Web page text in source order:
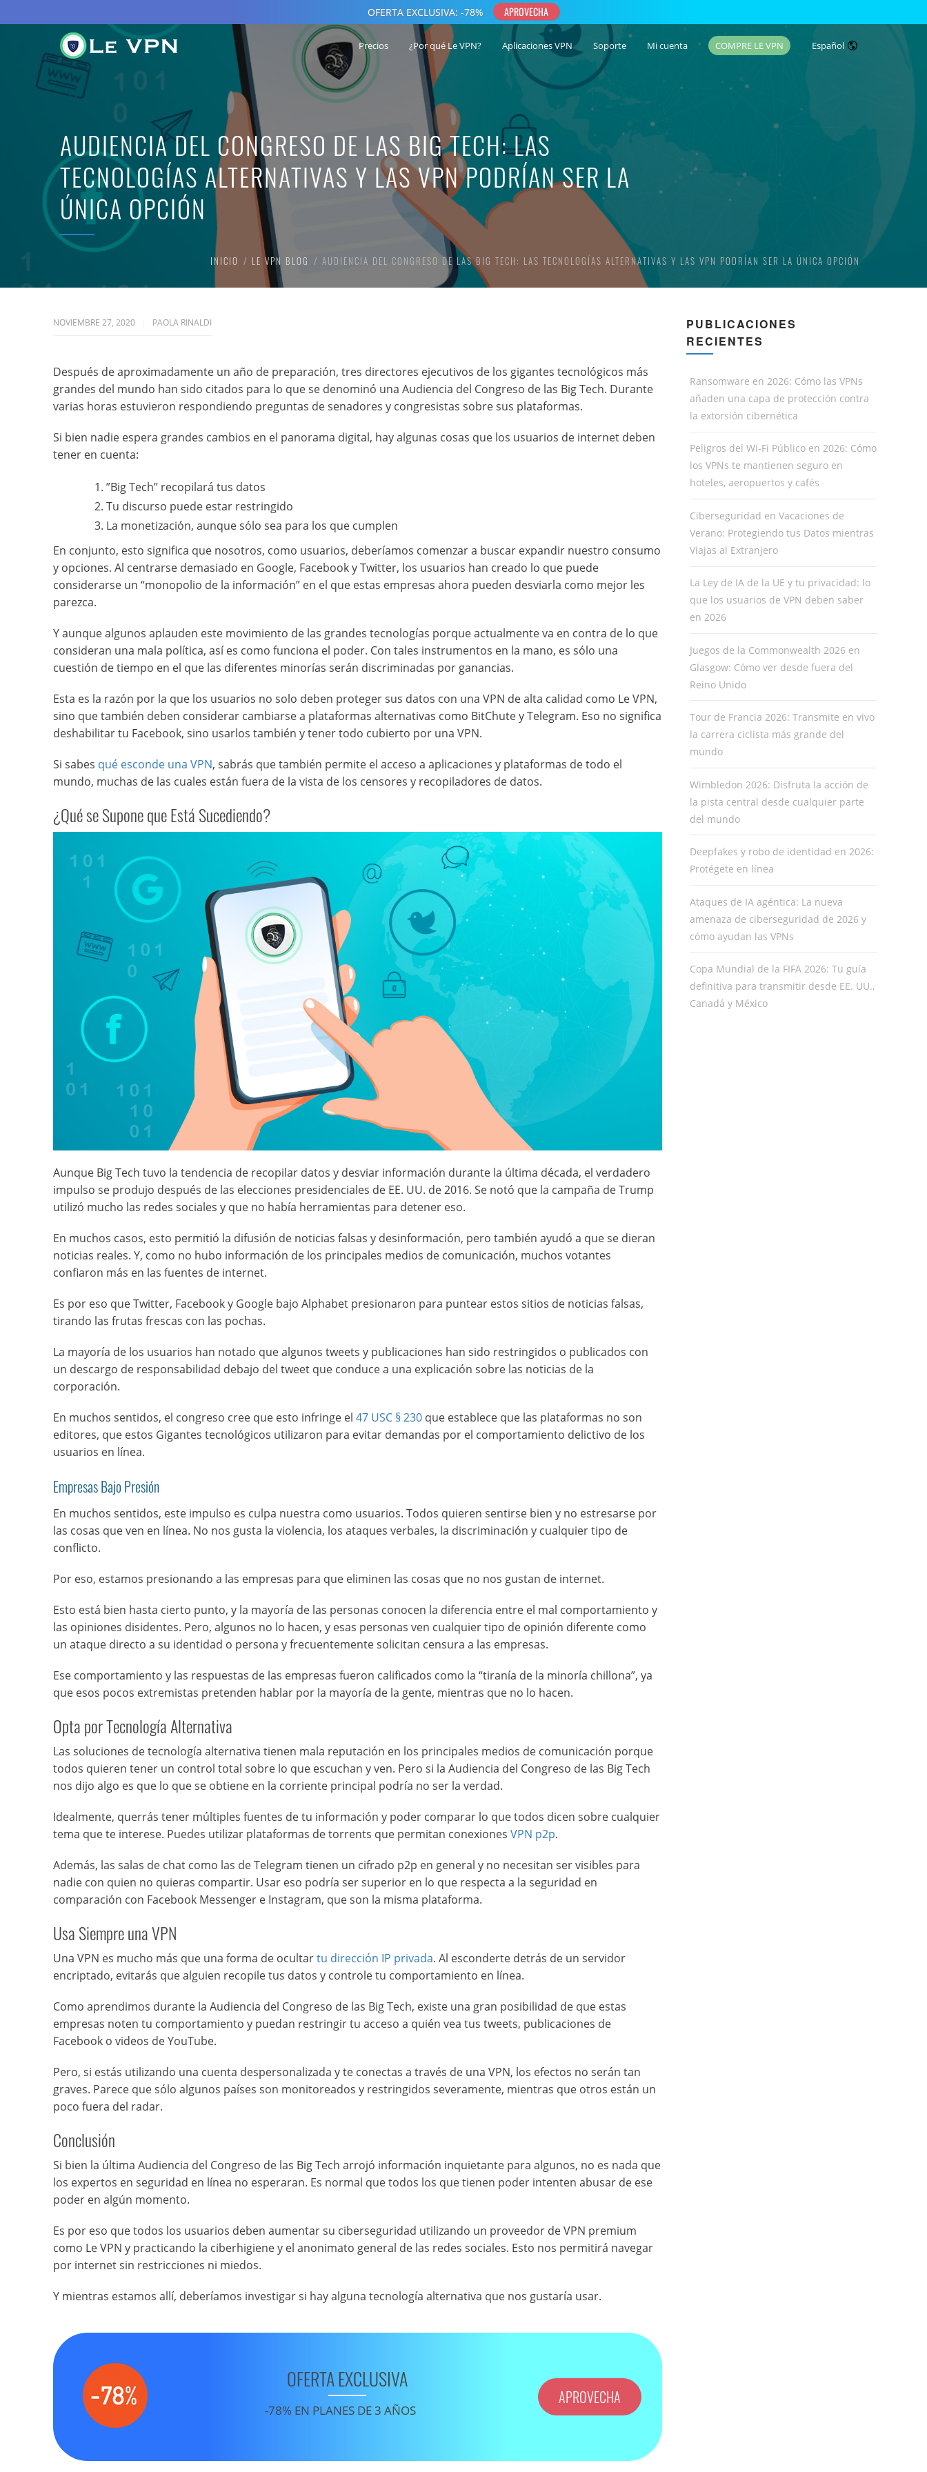
Precios ¿Por qué Le VPN? Aplicaciones VPN Soporte Mi cuenta COMPRE LE VPN Español
AUDIENCIA DEL CONGRESO DE LAS BIG TECH: LAS
TECNOLOGÍAS ALTERNATIVAS Y LAS VPN PODRÍAN SER LA
ÚNICA OPCIÓN
INICIO LE VPN BLOG AUDIENCIA DEL CONGRESO DE LAS BIG TECH: LAS TECNOLOGÍAS ALTERNATIVAS Y LAS VPN PODRÍAN SER LA ÚNICA OPCIÓN
NOVIEMBRE 27, 2020 PAOLA RINALDI
Después de aproximadamente un año de preparación, tres directores ejecutivos de los gigantes tecnológicos más
grandes del mundo han sido citados para lo que se denominó una Audiencia del Congreso de las Big Tech. Durante
varias horas estuvieron respondiendo preguntas de senadores y congresistas sobre sus plataformas.
Si bien nadie espera grandes cambios en el panorama digital, hay algunas cosas que los usuarios de internet deben
tener en cuenta:
”Big Tech” recopilará tus datos
Tu discurso puede estar restringido
La monetización, aunque sólo sea para los que cumplen
En conjunto, esto significa que nosotros, como usuarios, deberíamos comenzar a buscar expandir nuestro consumo
y opciones. Al centrarse demasiado en Google, Facebook y Twitter, los usuarios han creado lo que puede
considerarse un “monopolio de la información” en el que estas empresas ahora pueden desviarla como mejor les
parezca.
Y aunque algunos aplauden este movimiento de las grandes tecnologías porque actualmente va en contra de lo que
consideran una mala política, así es como funciona el poder. Con tales instrumentos en la mano, es sólo una
cuestión de tiempo en el que las diferentes minorías serán discriminadas por ganancias.
Esta es la razón por la que los usuarios no solo deben proteger sus datos con una VPN de alta calidad como Le VPN,
sino que también deben considerar cambiarse a plataformas alternativas como BitChute y Telegram. Eso no significa
deshabilitar tu Facebook, sino usarlos también y tener todo cubierto por una VPN.
Si sabes qué esconde una VPN, sabrás que también permite el acceso a aplicaciones y plataformas de todo el
mundo, muchas de las cuales están fuera de la vista de los censores y recopiladores de datos.
¿Qué se Supone que Está Sucediendo?
Aunque Big Tech tuvo la tendencia de recopilar datos y desviar información durante la última década, el verdadero
impulso se produjo después de las elecciones presidenciales de EE. UU. de 2016. Se notó que la campaña de Trump
utilizó mucho las redes sociales y que no había herramientas para detener eso.
En muchos casos, esto permitió la difusión de noticias falsas y desinformación, pero también ayudó a que se dieran
noticias reales. Y, como no hubo información de los principales medios de comunicación, muchos votantes
confiaron más en las fuentes de internet.
Es por eso que Twitter, Facebook y Google bajo Alphabet presionaron para puntear estos sitios de noticias falsas,
tirando las frutas frescas con las pochas.
La mayoría de los usuarios han notado que algunos tweets y publicaciones han sido restringidos o publicados con
un descargo de responsabilidad debajo del tweet que conduce a una explicación sobre las noticias de la
corporación.
En muchos sentidos, el congreso cree que esto infringe el 47 USC § 230 que establece que las plataformas no son
editores, que estos Gigantes tecnológicos utilizaron para evitar demandas por el comportamiento delictivo de los
usuarios en línea.
Empresas Bajo Presión
En muchos sentidos, este impulso es culpa nuestra como usuarios. Todos quieren sentirse bien y no estresarse por
las cosas que ven en línea. No nos gusta la violencia, los ataques verbales, la discriminación y cualquier tipo de
conflicto.
Por eso, estamos presionando a las empresas para que eliminen las cosas que no nos gustan de internet.
Esto está bien hasta cierto punto, y la mayoría de las personas conocen la diferencia entre el mal comportamiento y
las opiniones disidentes. Pero, algunos no lo hacen, y esas personas ven cualquier tipo de opinión diferente como
un ataque directo a su identidad o persona y frecuentemente solicitan censura a las empresas.
Ese comportamiento y las respuestas de las empresas fueron calificados como la “tiranía de la minoría chillona”, ya
que esos pocos extremistas pretenden hablar por la mayoría de la gente, mientras que no lo hacen.
Opta por Tecnología Alternativa
Las soluciones de tecnología alternativa tienen mala reputación en los principales medios de comunicación porque
todos quieren tener un control total sobre lo que escuchan y ven. Pero si la Audiencia del Congreso de las Big Tech
nos dijo algo es que lo que se obtiene en la corriente principal podría no ser la verdad.
Idealmente, querrás tener múltiples fuentes de tu información y poder comparar lo que todos dicen sobre cualquier
tema que te interese. Puedes utilizar plataformas de torrents que permitan conexiones VPN p2p.
Además, las salas de chat como las de Telegram tienen un cifrado p2p en general y no necesitan ser visibles para
nadie con quien no quieras compartir. Usar eso podría ser superior en lo que respecta a la seguridad en
comparación con Facebook Messenger e Instagram, que son la misma plataforma.
Usa Siempre una VPN
Una VPN es mucho más que una forma de ocultartu dirección IP privada. Al esconderte detrás de un servidor
encriptado, evitarás que alguien recopile tus datos y controle tu comportamiento en línea.
Como aprendimos durante la Audiencia del Congreso de las Big Tech, existe una gran posibilidad de que estas
empresas noten tu comportamiento y puedan restringir tu acceso a quién vea tus tweets, publicaciones de
Facebook o videos de YouTube.
Pero, si estás utilizando una cuenta despersonalizada y te conectas a través de una VPN, los efectos no serán tan
graves. Parece que sólo algunos países son monitoreados y restringidos severamente, mientras que otros están un
poco fuera del radar.
Conclusión
Si bien la última Audiencia del Congreso de las Big Tech arrojó información inquietante para algunos, no es nada que
los expertos en seguridad en línea no esperaran. Es normal que todos los que tienen poder intenten abusar de ese
poder en algún momento.
Es por eso que todos los usuarios deben aumentar su ciberseguridad utilizando un proveedor de VPN premium
como Le VPN y practicando la ciberhigiene y el anonimato general de las redes sociales. Esto nos permitirá navegar
por internet sin restricciones ni miedos.
Y mientras estamos allí, deberíamos investigar si hay alguna tecnología alternativa que nos gustaría usar.
OFERTA EXCLUSIVA
-78% EN PLANES DE 3 AÑOS
APROVECHA
PUBLICACIONES
RECIENTES
Ransomware en 2026: Cómo las VPNs
añaden una capa de protección contra
la extorsión cibernética
Peligros del Wi-Fi Público en 2026: Cómo
los VPNs te mantienen seguro en
hoteles, aeropuertos y cafés
Ciberseguridad en Vacaciones de
Verano: Protegiendo tus Datos mientras
Viajas al Extranjero
La Ley de IA de la UE y tu privacidad: lo
que los usuarios de VPN deben saber
en 2026
Juegos de la Commonwealth 2026 en
Glasgow: Cómo ver desde fuera del
Reino Unido
Tour de Francia 2026: Transmite en vivo
la carrera ciclista más grande del
mundo
Wimbledon 2026: Disfruta la acción de
la pista central desde cualquier parte
del mundo
Deepfakes y robo de identidad en 2026:
Protégete en línea
Ataques de IA agéntica: La nueva
amenaza de ciberseguridad de 2026 y
cómo ayudan las VPNs
Copa Mundial de la FIFA 2026: Tu guía
definitiva para transmitir desde EE. UU.,
Canadá y México